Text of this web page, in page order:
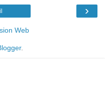
›
Web
.